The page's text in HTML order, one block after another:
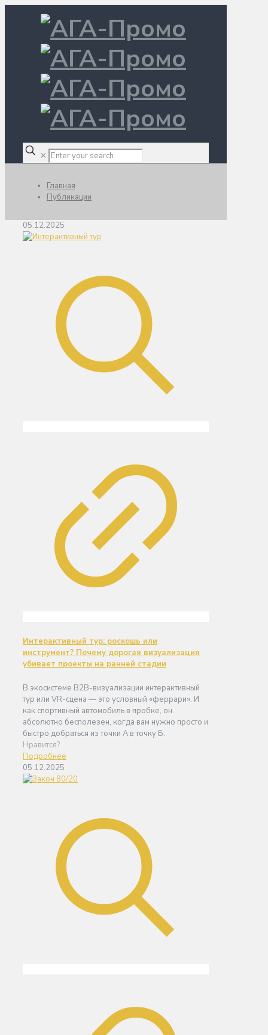
✕
Главная
Публикации
05.12.2025
Интерактивный тур: роскошь или
инструмент? Почему дорогая визуализация
убивает проекты на ранней стадии
В экосистеме B2B-визуализации интерактивный
тур или VR-сцена — это условный «феррари». И
как спортивный автомобиль в пробке, он
абсолютно бесполезен, когда вам нужно просто и
быстро добраться из точки А в точку Б.
Нравится?
Подробнее
05.12.2025